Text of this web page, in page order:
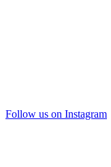
Follow us on Instagram